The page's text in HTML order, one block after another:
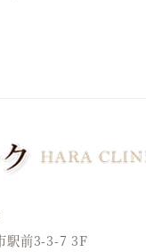
駅前3-3-7 3F